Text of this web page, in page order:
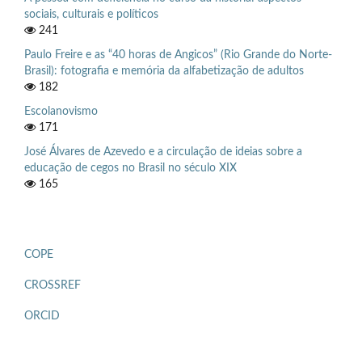
sociais, culturais e políticos
241
Paulo Freire e as “40 horas de Angicos” (Rio Grande do Norte-
Brasil): fotografia e memória da alfabetização de adultos
182
Escolanovismo
171
José Álvares de Azevedo e a circulação de ideias sobre a
educação de cegos no Brasil no século XIX
165
COPE
CROSSREF
ORCID